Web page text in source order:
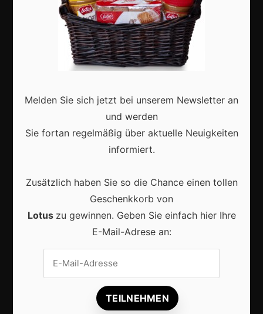
Erfolgsgeschichten
Deutschland
Aktuell
KI im Content-Marketing: So wird digitale
Sichtbarkeit 2026 erfolgreicher
Melden Sie sich jetzt bei unserem Newsletter an
und werden
Sie fortan regelmäßig über aktuelle Neuigkeiten
informiert.
Zusätzlich haben Sie so die Chance einen tollen
Geschenkkorb von
Lotus zu gewinnen. Geben Sie einfach hier Ihre
E-Mail-Adrese an: